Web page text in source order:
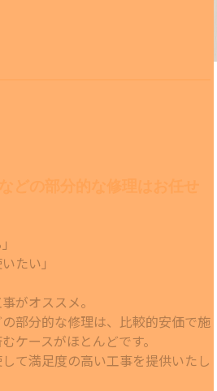
どの部分的な修理はお任せ
たい」
がオススメ。
部分的な修理は、比較的安価で施
ケースがほとんどです。
て満足度の高い工事を提供いたし